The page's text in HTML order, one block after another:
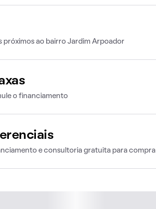
próximos ao bairro Jardim Arpoador
o financiamento
e consultoria gratuita para compra